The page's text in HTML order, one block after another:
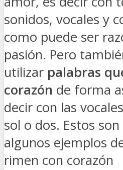
sonidos, vocales y
como puede ser
pasión. Pero
utilizar palabras
corazón de forma
decir con las
sol o dos. Estos son
algunos ejemplos
rimen con corazón